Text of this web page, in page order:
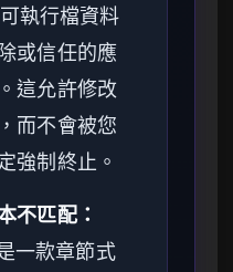
執行檔資料
或信任的應
這允許修改
而不會被您
強制終止。
不匹配：
一款章節式